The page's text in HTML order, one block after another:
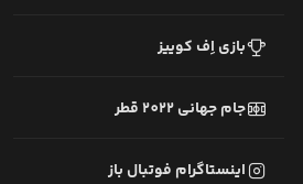
بازی اِف کوییز
جام جهانی 2022 قطر
اینستاگرام فوتبال باز